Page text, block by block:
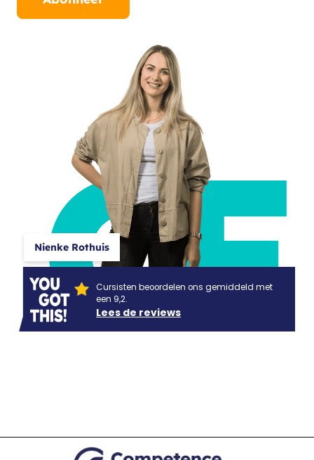
CF
Nienke Rothuis
Cursisten beoordelen ons gemiddeld met
een 9,2.
Lees de reviews